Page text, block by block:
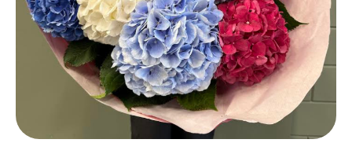
Olijfbomen
Bruiloft Bundels
Krans maken